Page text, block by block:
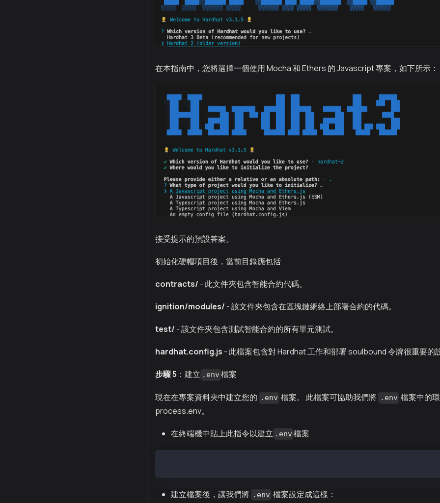
在本指南中，您將選擇一個使用 Mocha 和 Ethers 的 Javascript 專案，如下所示：
接受提示的預設答案。
初始化硬帽項目後，當前目錄應包括
contracts/ - 此文件夾包含智能合約代碼。
ignition/modules/ - 該文件夾包含在區塊鏈網絡上部署合約的代碼。
test/ - 該文件夾包含測試智能合約的所有單元測試。
hardhat.config.js - 此檔案包含對 Hardhat 工作和部署 soulbound 令牌很重要的
步驟 5 ：建立 .env 檔案
現在在專案資料夾中建立您的 .env 檔案。 此檔案可協助我們將 .env 檔案中的
process.env。
在終端機中貼上此指令以建立 .env 檔案
建立檔案後，讓我們將 .env 檔案設定成這樣：